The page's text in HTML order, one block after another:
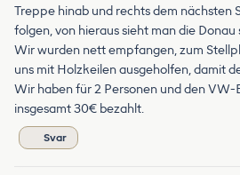
Treppe hinab und rechts dem nächsten
folgen, von hieraus sieht man die
Wir wurden nett empfangen, zum
uns mit Holzkeilen ausgeholfen, damit
Wir haben für 2 Personen und den VW-
insgesamt 30€ bezahlt.
Svar